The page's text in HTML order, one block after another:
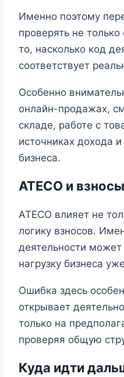
Именно поэтому
проверять не
то, насколько код
соответствует
Особенно
онлайн-продажах,
складе, работе с
источниках дохода
бизнеса.
ATECO и взносы
ATECO влияет не
логику взносов.
деятельности
нагрузку бизнеса
Ошибка здесь
открывает
только на
проверяя общую
Куда идти